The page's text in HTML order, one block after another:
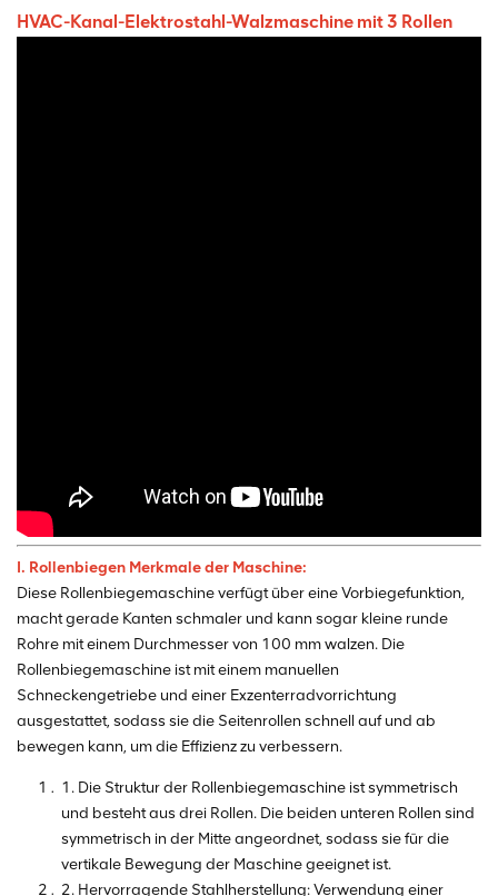
HVAC-Kanal-Elektrostahl-Walzmaschine mit 3 Rollen
I. Rollenbiegen Merkmale der Maschine:
Diese Rollenbiegemaschine verfügt über eine Vorbiegefunktion,
macht gerade Kanten schmaler und kann sogar kleine runde
Rohre mit einem Durchmesser von 100 mm walzen. Die
Rollenbiegemaschine ist mit einem manuellen
Schneckengetriebe und einer Exzenterradvorrichtung
ausgestattet, sodass sie die Seitenrollen schnell auf und ab
bewegen kann, um die Effizienz zu verbessern.
1. Die Struktur der Rollenbiegemaschine ist symmetrisch
und besteht aus drei Rollen. Die beiden unteren Rollen sind
symmetrisch in der Mitte angeordnet, sodass sie für die
vertikale Bewegung der Maschine geeignet ist.
2. Hervorragende Stahlherstellung: Verwendung einer